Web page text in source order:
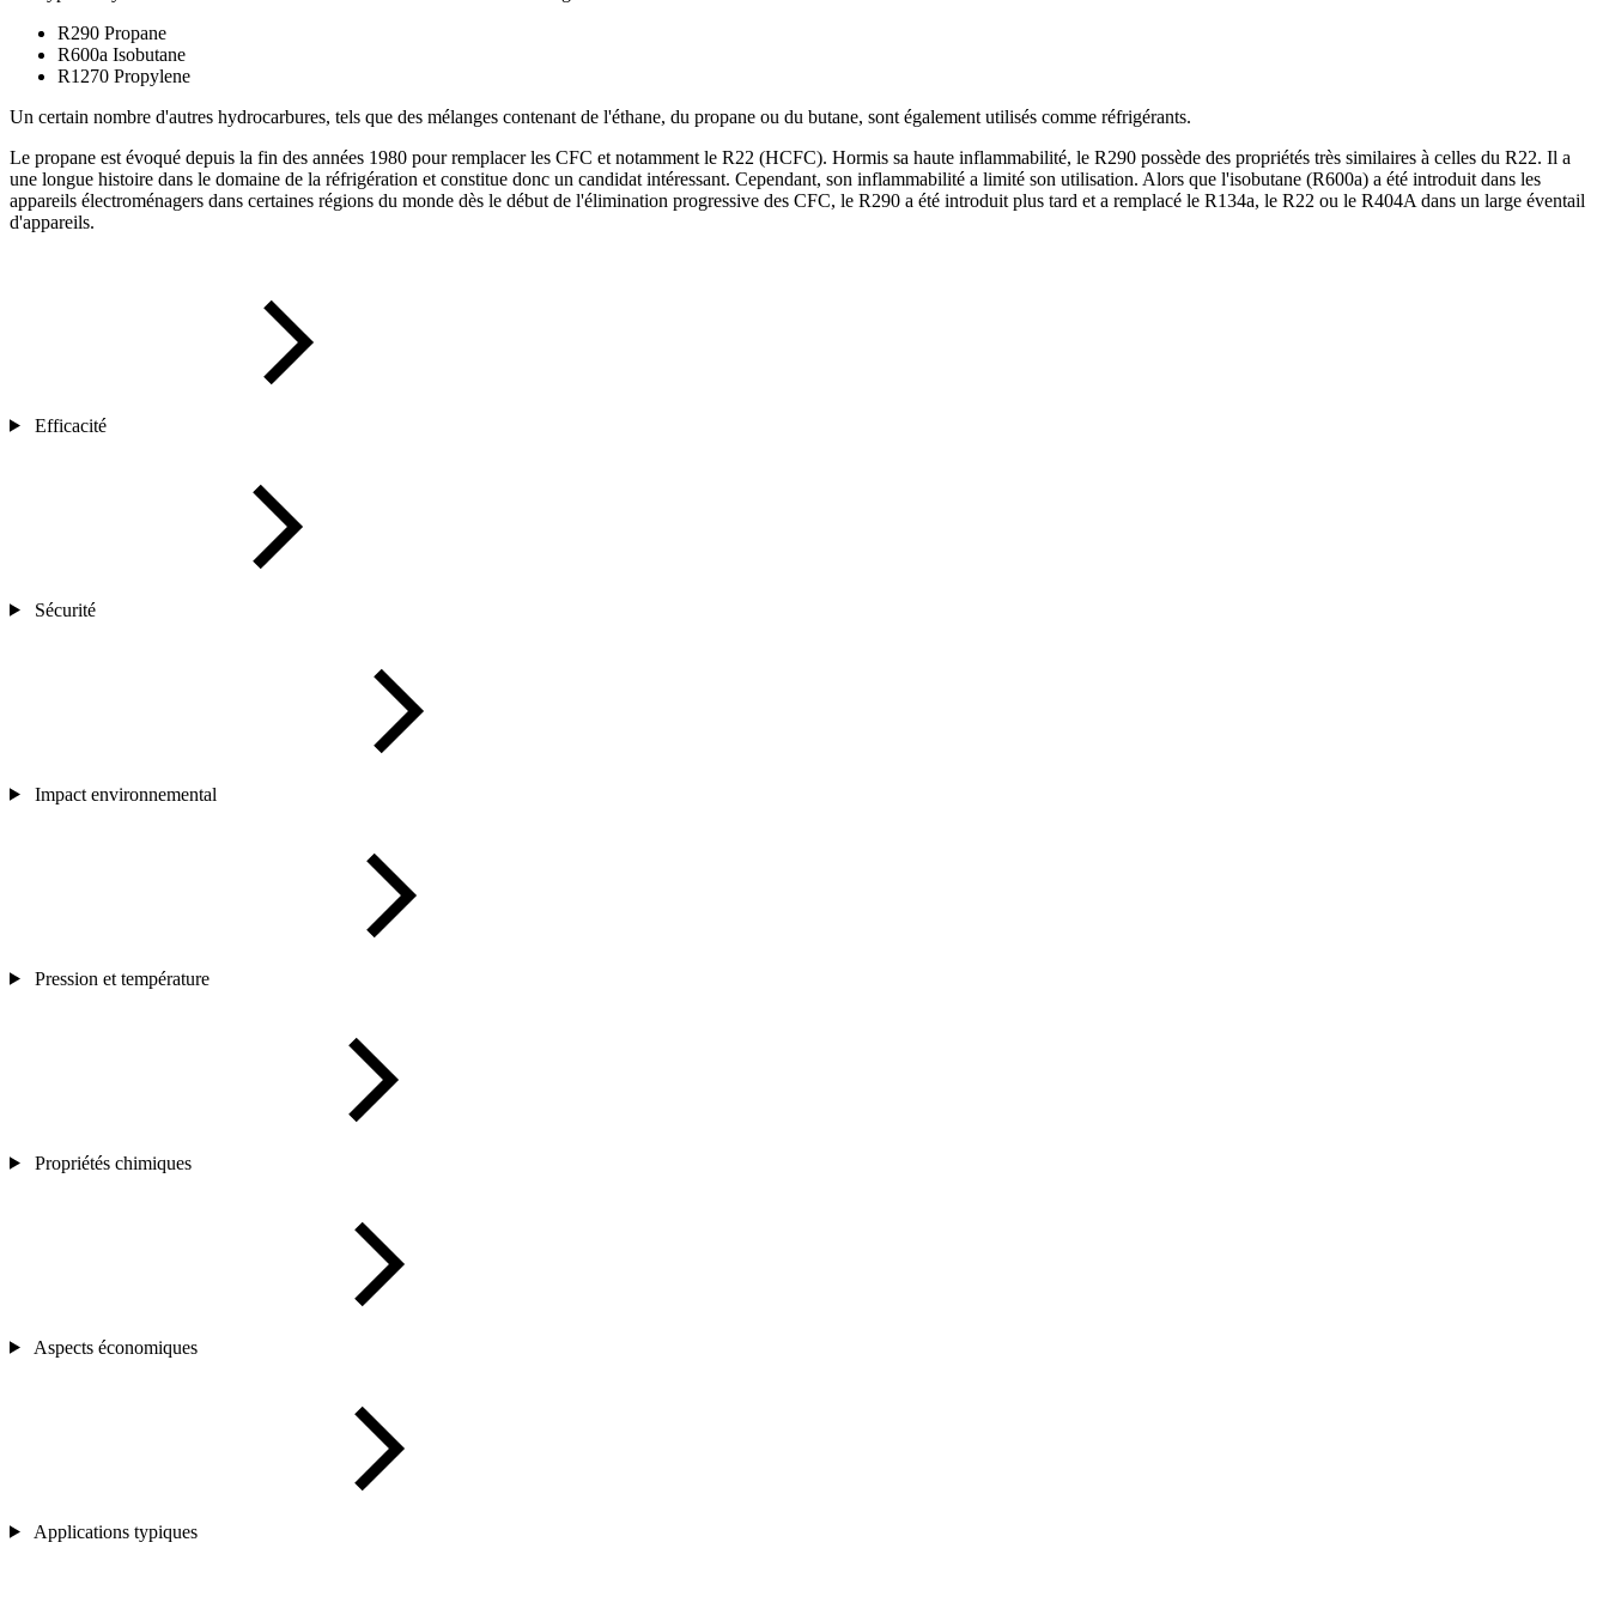
R290 Propane
R600a Isobutane
R1270 Propylene
Un certain nombre d'autres hydrocarbures, tels que des mélanges contenant de l'éthane, du propane ou du butane, sont également utilisés comme réfrigérants.
Le propane est évoqué depuis la fin des années 1980 pour remplacer les CFC et notamment le R22 (HCFC). Hormis sa haute inflammabilité, le R290 possède des propriétés très similaires à celles du R22. Il a
une longue histoire dans le domaine de la réfrigération et constitue donc un candidat intéressant. Cependant, son inflammabilité a limité son utilisation. Alors que l'isobutane (R600a) a été introduit dans les
appareils électroménagers dans certaines régions du monde dès le début de l'élimination progressive des CFC, le R290 a été introduit plus tard et a remplacé le R134a, le R22 ou le R404A dans un large éventail
d'appareils.
Efficacité
Sécurité
Impact environnemental
Pression et température
Propriétés chimiques
Aspects économiques
Applications typiques